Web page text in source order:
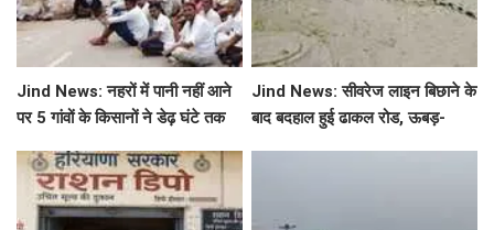
Jind News: नहरों में पानी नहीं आने
पर 5 गांवों के किसानों ने डेढ़ घंटे तक
Jind News: सीवरेज लाइन बिछाने के
बाद बदहाल हुई ढाकल रोड, ऊबड़-